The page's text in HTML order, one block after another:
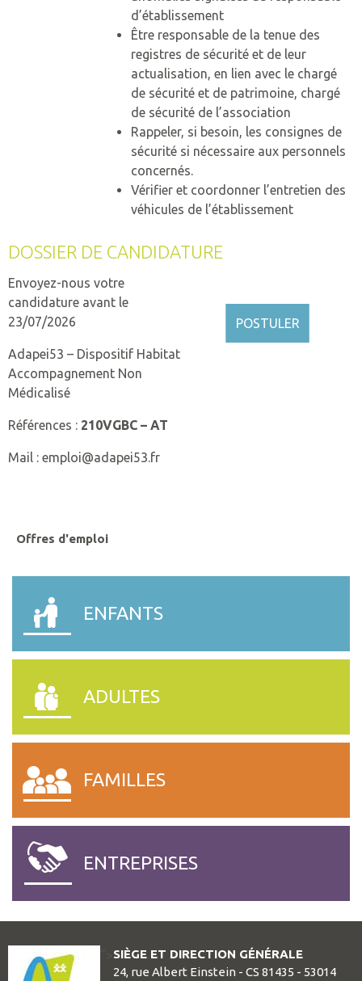
d’établissement
Être responsable de la tenue des
registres de sécurité et de leur
actualisation, en lien avec le chargé
de sécurité et de patrimoine, chargé
de sécurité de l’association
Rappeler, si besoin, les consignes de
sécurité si nécessaire aux personnels
concernés.
Vérifier et coordonner l’entretien des
véhicules de l’établissement
DOSSIER DE CANDIDATURE
Envoyez-nous votre
candidature avant le
23/07/2026
Adapei53 – Dispositif Habitat
Accompagnement Non
Médicalisé
Références : 210VGBC – AT
Mail : emploi@adapei53.fr
POSTULER
Offres d'emploi
ENFANTS
ADULTES
FAMILLES
ENTREPRISES
SIÈGE ET DIRECTION GÉNÉRALE
24, rue Albert Einstein - CS 81435 - 53014